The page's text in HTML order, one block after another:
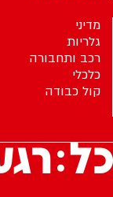
מדיני
גלריות
רכב ותחבורה
כלכלי
קול כבודה